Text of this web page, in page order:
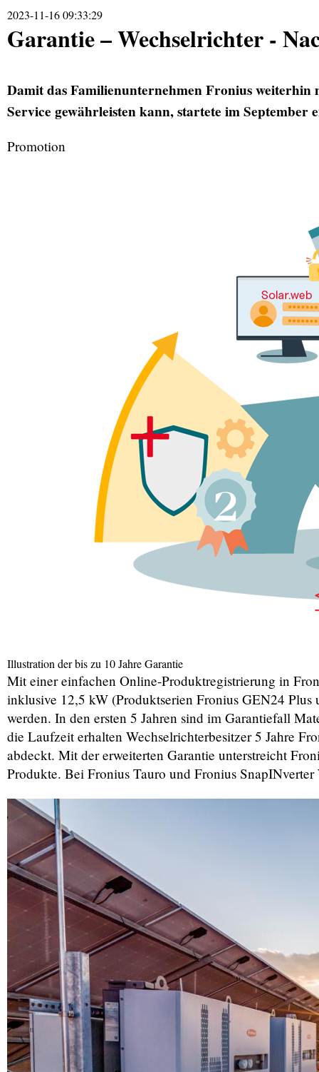
2023-11-16 09:33:29
Garantie – Wechselrichter -
Damit das Familienunternehmen Fronius
Service gewährleisten kann, startete im September
Promotion
Illustration der bis zu 10 Jahre Garantie
Mit einer einfachen Online-Produktregistrierung in
inklusive 12,5 kW (Produktserien Fronius GEN24
werden. In den ersten 5 Jahren sind im Garantiefall
die Laufzeit erhalten Wechselrichterbesitzer 5 Jahre
abdeckt. Mit der erweiterten Garantie unterstreicht
Produkte. Bei Fronius Tauro und Fronius